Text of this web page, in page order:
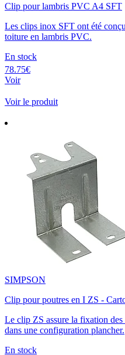
Clip pour lambris PVC A4 SFT
Les clips inox SFT ont été
toiture en lambris PVC.
En stock
78.75€
Voir
Voir le produit
SIMPSON
Clip pour poutres en I ZS -
Le clip ZS assure la fixation des
dans une configuration plancher.
En stock